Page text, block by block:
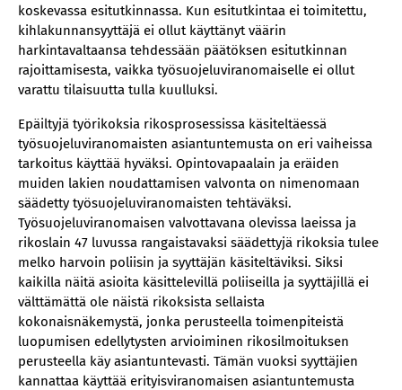
koskevassa esitutkinnassa. Kun esitutkintaa ei toimitettu,
kihlakunnansyyttäjä ei ollut käyttänyt väärin
harkintavaltaansa tehdessään päätöksen esitutkinnan
rajoittamisesta, vaikka työsuojeluviranomaiselle ei ollut
varattu tilaisuutta tulla kuulluksi.
Epäiltyjä työrikoksia rikosprosessissa käsiteltäessä
työsuojeluviranomaisten asiantuntemusta on eri vaiheissa
tarkoitus käyttää hyväksi. Opintovapaalain ja eräiden
muiden lakien noudattamisen valvonta on nimenomaan
säädetty työsuojeluviranomaisten tehtäväksi.
Työsuojeluviranomaisen valvottavana olevissa laeissa ja
rikoslain 47 luvussa rangaistavaksi säädettyjä rikoksia tulee
melko harvoin poliisin ja syyttäjän käsiteltäviksi. Siksi
kaikilla näitä asioita käsittelevillä poliiseilla ja syyttäjillä ei
välttämättä ole näistä rikoksista sellaista
kokonaisnäkemystä, jonka perusteella toimenpiteistä
luopumisen edellytysten arvioiminen rikosilmoituksen
perusteella käy asiantuntevasti. Tämän vuoksi syyttäjien
kannattaa käyttää erityisviranomaisen asiantuntemusta